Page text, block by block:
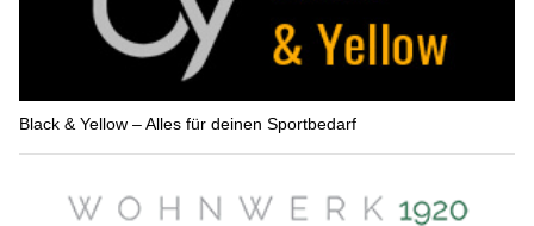
Black & Yellow – Alles für deinen Sportbedarf